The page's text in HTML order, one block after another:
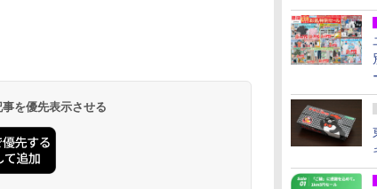
を優先表示させる